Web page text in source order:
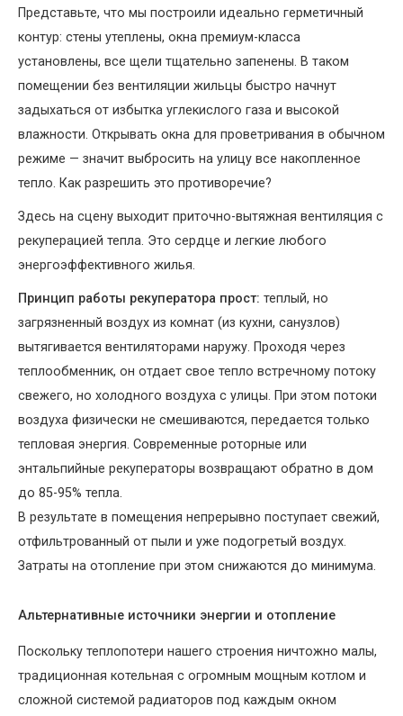
Представьте, что мы построили идеально герметичный
контур: стены утеплены, окна премиум-класса
установлены, все щели тщательно запенены. В таком
помещении без вентиляции жильцы быстро начнут
задыхаться от избытка углекислого газа и высокой
влажности. Открывать окна для проветривания в обычном
режиме — значит выбросить на улицу все накопленное
тепло. Как разрешить это противоречие?
Здесь на сцену выходит приточно-вытяжная вентиляция с
рекуперацией тепла. Это сердце и легкие любого
энергоэффективного жилья.
Принцип работы рекуператора прост: теплый, но
загрязненный воздух из комнат (из кухни, санузлов)
вытягивается вентиляторами наружу. Проходя через
теплообменник, он отдает свое тепло встречному потоку
свежего, но холодного воздуха с улицы. При этом потоки
воздуха физически не смешиваются, передается только
тепловая энергия. Современные роторные или
энтальпийные рекуператоры возвращают обратно в дом
до 85-95% тепла.
В результате в помещения непрерывно поступает свежий,
отфильтрованный от пыли и уже подогретый воздух.
Затраты на отопление при этом снижаются до минимума.
Альтернативные источники энергии и отопление
Поскольку теплопотери нашего строения ничтожно малы,
традиционная котельная с огромным мощным котлом и
сложной системой радиаторов под каждым окном